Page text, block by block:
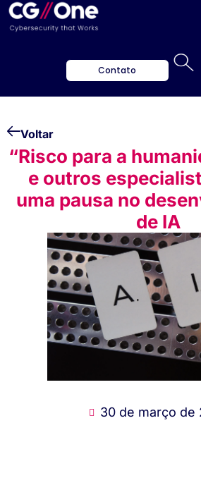
Contato
Voltar
“Risco para a
e outros
uma pausa no
de IA
30 de março de